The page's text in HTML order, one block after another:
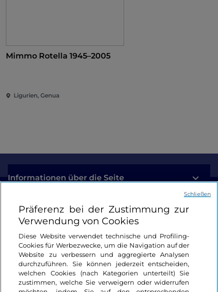
Mimmo Rotella 1945–2005
Ligurien, Genua
Informationen über die Seite
Nützliche Links
Login
Bleiben wir in Kontakt
Präferenz bei der Zustimmung zur
Verwendung von Cookies
Diese Website verwendet technische und Profiling-
Cookies für Werbezwecke, um die Navigation auf der
Website zu verbessern und aggregierte Analysen
durchzuführen. Sie können jederzeit entscheiden,
welchen Cookies (nach Kategorien unterteilt) Sie
zustimmen, welche Sie verweigern oder widerrufen
Schließen